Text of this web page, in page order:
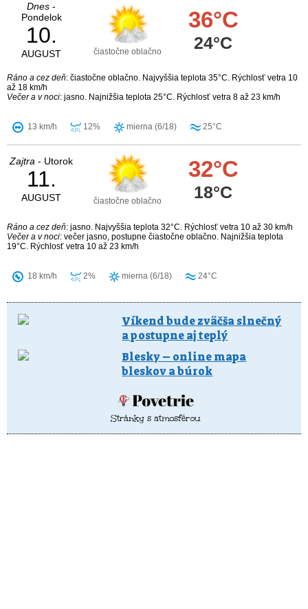
Dnes -
Pondelok
10.
AUGUST čiastočne oblačno
36°C
24°C
Ráno a cez deň: čiastočne oblačno. Najvyššia teplota 35°C. Rýchlosť vetra 10
až 18 km/h
Večer a v noci: jasno. Najnižšia teplota 25°C. Rýchlosť vetra 8 až 23 km/h
13 km/h 12% mierna (6/18) 25°C
Zajtra - Utorok
11.
AUGUST čiastočne oblačno
32°C
18°C
Ráno a cez deň: jasno. Najvyššia teplota 32°C. Rýchlosť vetra 10 až 30 km/h
Večer a v noci: večer jasno, postupne čiastočne oblačno. Najnižšia teplota
19°C. Rýchlosť vetra 10 až 23 km/h
18 km/h 2% mierna (6/18) 24°C
Víkend bude zväčša slnečný
a postupne aj teplý
Blesky – online mapa
bleskov a búrok
Stránky s atmosférou